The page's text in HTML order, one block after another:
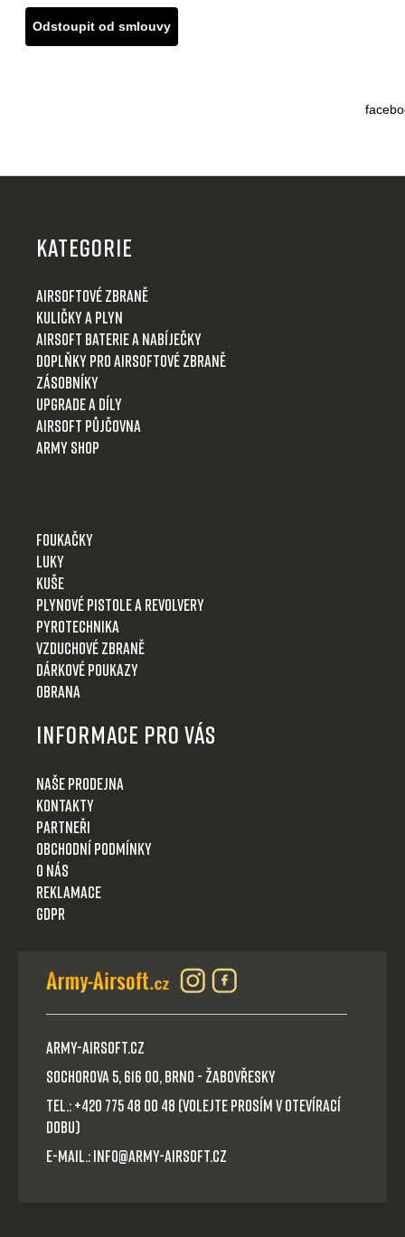
Odstoupit od smlouvy
KATEGORIE
Airsoftové zbraně
Kuličky a plyn
Airsoft baterie a nabíječky
Doplňky pro airsoftové zbraně
Zásobníky
Upgrade a díly
Airsoft půjčovna
Army shop
Foukačky
Luky
Kuše
Plynové pistole a revolvery
Pyrotechnika
Vzduchové zbraně
Dárkové poukazy
Obrana
Informace pro Vás
Naše prodejna
Kontakty
Partneři
Obchodní podmínky
O nás
Reklamace
GDPR
Army-Airsoft.cz
Sochorova 5, 616 00, Brno - Žabovřesky
Tel.: +420 775 48 00 48 (volejte prosím v otevírací
dobu)
E-mail.: info@army-airsoft.cz